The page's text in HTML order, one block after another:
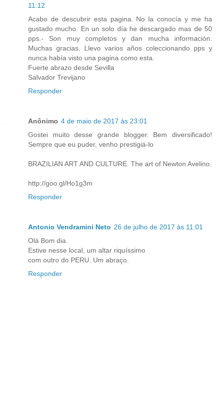
11:12
Acabo de descubrir esta pagina. No la conocía y me ha
gustado mucho. En un solo día he descargado mas de 50
pps.- Son muy completos y dan mucha información.
Muchas gracias. Llevo varios años coleccionando pps y
nunca había visto una pagina como esta.
Fuerte abrazo desde Sevilla
Salvador Trevijano
Responder
Anônimo 4 de maio de 2017 às 23:01
Gostei muito desse grande blogger. Bem diversificado!
Sempre que eu puder, venho prestigiá-lo
BRAZILIAN ART AND CULTURE. The art of Newton Avelino.
http://goo.gl/Ho1g3m
Responder
Antonio Vendramini Neto 26 de julho de 2017 às 11:01
Olá Bom dia.
Estive nesse local, um altar riquíssimo
com outro do PERU. Um abraço.
Responder